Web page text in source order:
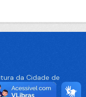
da Cidade de